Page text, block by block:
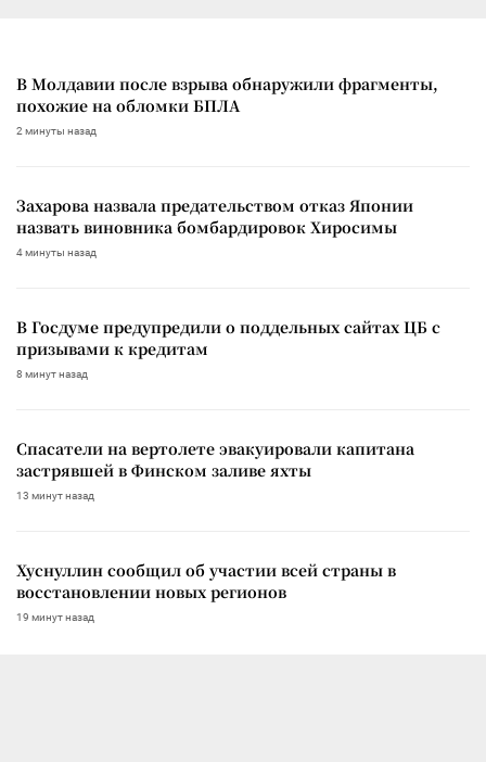
В Молдавии после взрыва обнаружили фрагменты,
похожие на обломки БПЛА
2 минуты назад
Захарова назвала предательством отказ Японии
назвать виновника бомбардировок Хиросимы
4 минуты назад
В Госдуме предупредили о поддельных сайтах ЦБ с
призывами к кредитам
8 минут назад
Спасатели на вертолете эвакуировали капитана
застрявшей в Финском заливе яхты
13 минут назад
Хуснуллин сообщил об участии всей страны в
восстановлении новых регионов
19 минут назад